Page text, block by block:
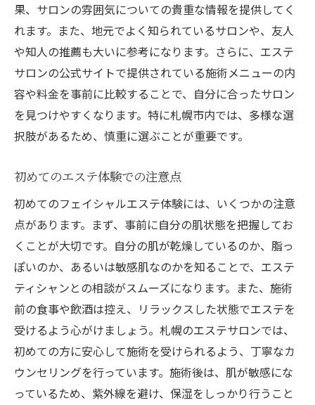
果、サロンの雰囲気についての貴重な情報を提供してく
れます。また、地元でよく知られているサロンや、友人
や知人の推薦も大いに参考になります。さらに、エステ
サロンの公式サイトで提供されている施術メニューの内
容や料金を事前に比較することで、自分に合ったサロン
を見つけやすくなります。特に札幌市内では、多様な選
択肢があるため、慎重に選ぶことが重要です。
初めてのエステ体験での注意点
初めてのフェイシャルエステ体験には、いくつかの注意
点があります。まず、事前に自分の肌状態を把握してお
くことが大切です。自分の肌が乾燥しているのか、脂っ
ぽいのか、あるいは敏感肌なのかを知ることで、エステ
ティシャンとの相談がスムーズになります。また、施術
前の食事や飲酒は控え、リラックスした状態でエステを
受けるよう心がけましょう。札幌のエステサロンでは、
初めての方に安心して施術を受けられるよう、丁寧なカ
ウンセリングを行っています。施術後は、肌が敏感にな
っているため、紫外線を避け、保湿をしっかり行うこと